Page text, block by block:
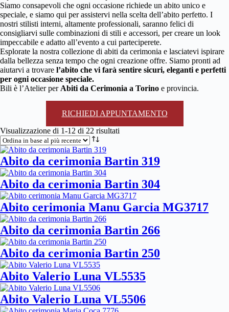
Siamo consapevoli che ogni occasione richiede un abito unico e
speciale, e siamo qui per assistervi nella scelta dell’abito perfetto. I
nostri stilisti interni, altamente professionali, saranno felici di
consigliarvi sulle combinazioni di stili e accessori, per creare un look
impeccabile e adatto all’evento a cui parteciperete.
Esplorate la nostra collezione di abiti da cerimonia e lasciatevi ispirare
dalla bellezza senza tempo che ogni creazione offre. Siamo pronti ad
aiutarvi a trovare l’abito che vi farà sentire sicuri, eleganti e perfetti
per ogni occasione speciale.
Bili è l’Atelier per Abiti da Cerimonia a Torino e provincia.
RICHIEDI APPUNTAMENTO
Visualizzazione di 1-12 di 22 risultati
al
più
Abito da cerimonia Bartin 319
Abito da cerimonia Bartin 304
Abito cerimonia Manu Garcia MG3717
Abito da cerimonia Bartin 266
Abito da cerimonia Bartin 250
Abito Valerio Luna VL5535
Abito Valerio Luna VL5506